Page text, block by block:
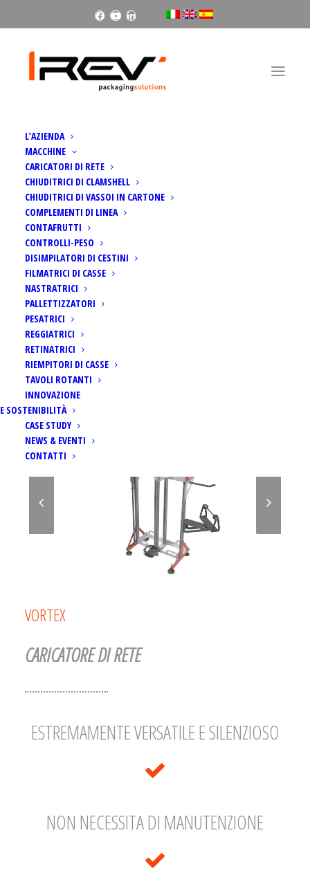
Facebook
YoutubeLinkedin
L’AZIENDA
MACCHINE
CARICATORI DI RETE
CHIUDITRICI DI CLAMSHELL
CHIUDITRICI DI VASSOI IN CARTONE
COMPLEMENTI DI LINEA
CONTAFRUTTI
CONTROLLI-PESO
DISIMPILATORI DI CESTINI
FILMATRICI DI CASSE
NASTRATRICI
PALLETTIZZATORI
PESATRICI
REGGIATRICI
RETINATRICI
RIEMPITORI DI CASSE
TAVOLI ROTANTI
INNOVAZIONE
E SOSTENIBILITÀ
CASE STUDY
NEWS & EVENTI
CONTATTI
VORTEX
CARICATORE DI RETE
ESTREMAMENTE VERSATILE E SILENZIOSO
NON NECESSITA DI MANUTENZIONE